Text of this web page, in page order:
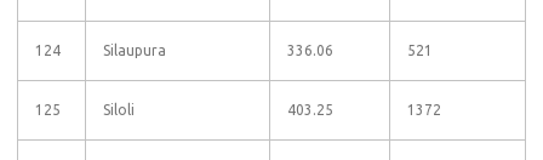
124 Silaupura 336.06 521
125 Siloli 403.25 1372